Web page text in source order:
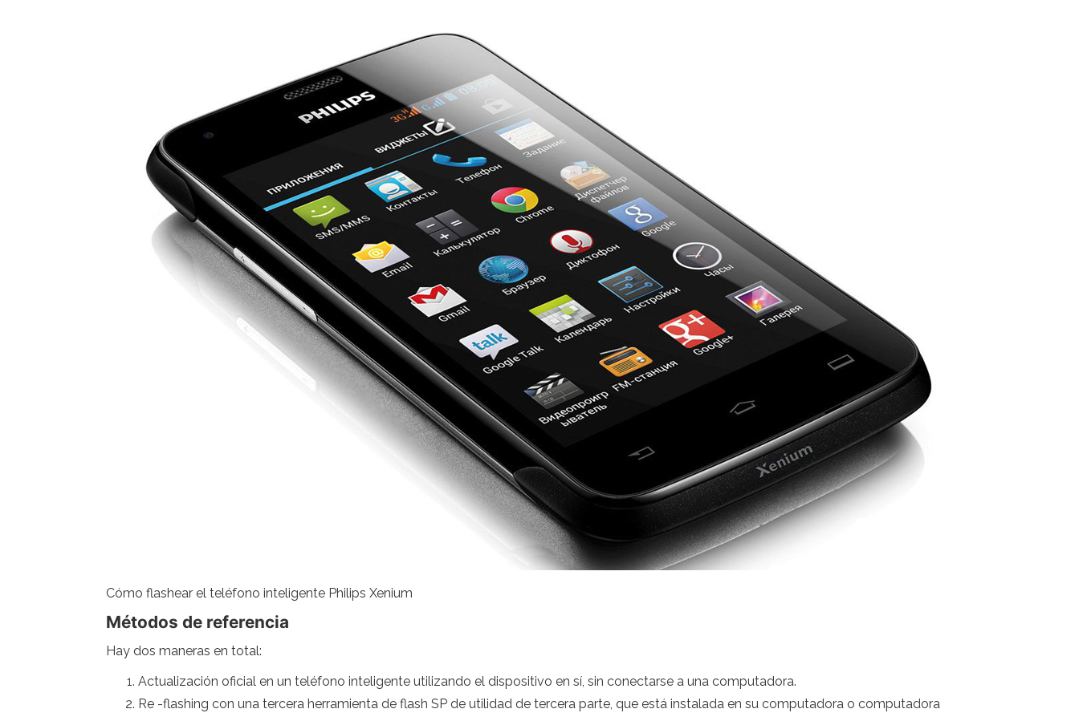
Cómo flashear el teléfono inteligente Philips Xenium
Métodos de referencia
Hay dos maneras en total:
Actualización oficial en un teléfono inteligente utilizando el dispositivo en sí, sin conectarse a una computadora.
Re -flashing con una tercera herramienta de flash SP de utilidad de tercera parte, que está instalada en su computadora o computadora